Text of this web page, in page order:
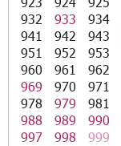
932
933 934
941
942 943
951
952 953
960
961 962
969
970 971
978
979 981
988
989 990
997
998
999